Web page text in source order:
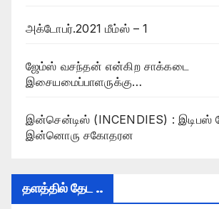
அக்டோபர்.2021 மீம்ஸ் – 1
ஜேம்ஸ் வசந்தன் என்கிற சாக்கடை
இசையமைப்பாளருக்கு…
இன்சென்டிஸ் (INCENDIES) : இடிபஸ்
இன்னொரு சகோதரன
தளத்தில் தேட ..